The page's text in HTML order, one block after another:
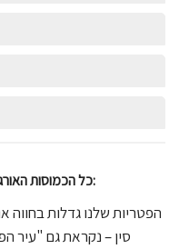
כל הכמוסות האורגניות שלנו עברו תהליך ייצור מוקפד ואיכותי:
הפטריות שלנו גדלות בחווה
סין – נקראת גם "עיר